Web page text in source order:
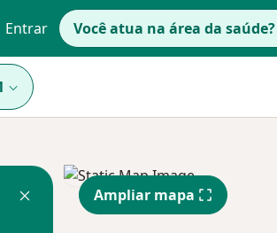
Entrar Você atua na área da saúde?
Ampliar mapa